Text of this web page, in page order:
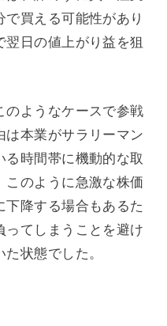
買える可能性があり
日の値上がり益を狙
のようなケースで参戦
は本業がサラリーマン
時間帯に機動的な取
のように急激な株価
降する場合もあるた
てしまうことを避け
状態でした。